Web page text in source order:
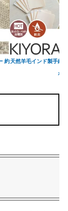
約天然羊毛インド製手織
ボ